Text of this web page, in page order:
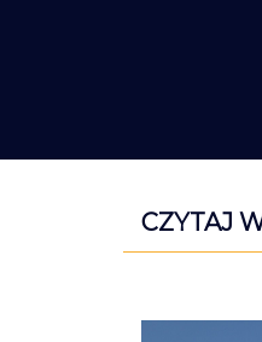
CZYTAJ